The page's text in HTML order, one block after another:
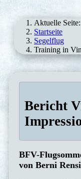
Aktuelle Seite:
Startseite
Segelflug
Training in
Bericht
BFV-
von Berni